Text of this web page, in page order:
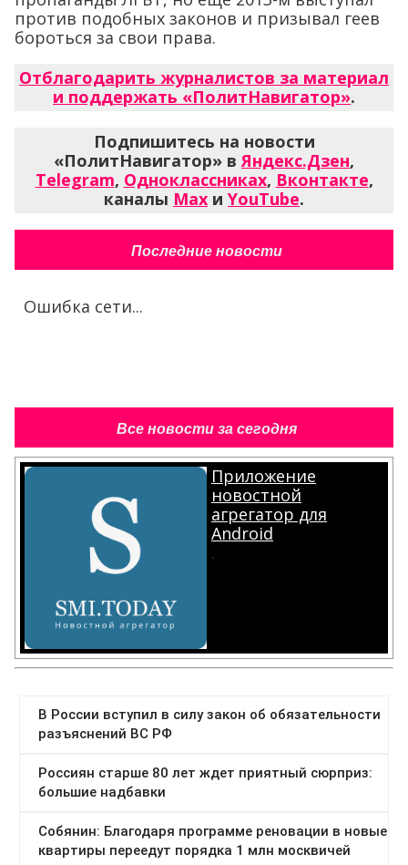
против подобных законов и призывал геев
бороться за свои права.
Отблагодарить журналистов за материал
и поддержать «ПолитНавигатор».
Подпишитесь на новости
«ПолитНавигатор» вЯндекс.Дзен,
Telegram, Одноклассниках, Вконтакте,
каналы Max и YouTube.
Последние новости
Ошибка сети...
Все новости за сегодня
Приложение
новостной
агрегатор для
Android
.